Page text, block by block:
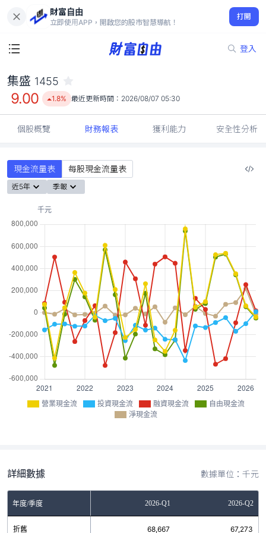
財富自由
立即使用APP，開啟您的股市智慧導航！
打開
登入
9.00
1.8%
集盛 1455
9.00 1.8% 最近更新時間： 2026/08/07 05:30
個股概覽 財務報表 獲利能力 安全性分析
現金流量表 每股現金流量表
近5年 季報
營業現金流 投資現金流 融資現金流
自由現金流
淨現金流
詳細數據 數據單位：千元
年度/季度 2026-Q1 2026-Q2
折舊 68,667 67,273